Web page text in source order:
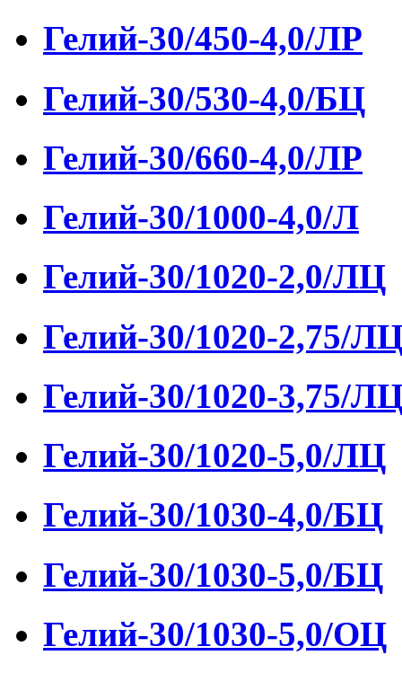
Гелий-30/450-4,0/ЛР
Гелий-30/530-4,0/БЦ
Гелий-30/660-4,0/ЛР
Гелий-30/1000-4,0/Л
Гелий-30/1020-2,0/ЛЦ
Гелий-30/1020-2,75/
Гелий-30/1020-3,75/
Гелий-30/1020-5,0/ЛЦ
Гелий-30/1030-4,0/БЦ
Гелий-30/1030-5,0/БЦ
Гелий-30/1030-5,0/ОЦ